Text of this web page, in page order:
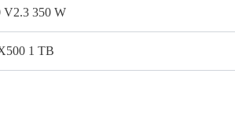
V2.3 350 W
1 TB